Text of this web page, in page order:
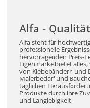
Alfa -
Alfa steht für
professionelle
hervorragenden Preis-
Eigenmarke bietet
von Klebebändern und
Malerbedarf und
täglichen
Produkte durch ihre
und Langlebigkeit.